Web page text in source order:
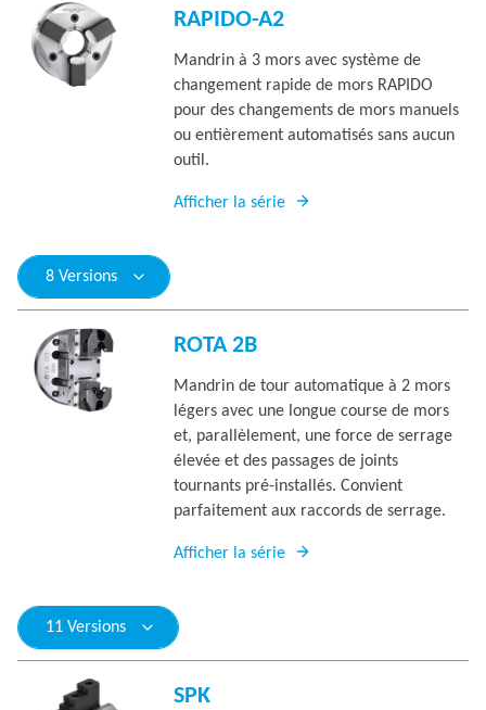
RAPIDO-A2
Mandrin à 3 mors avec système de
changement rapide de mors RAPIDO
pour des changements de mors manuels
ou entièrement automatisés sans aucun
outil.
Afficher la série
8 Versions
ROTA 2B
Mandrin de tour automatique à 2 mors
légers avec une longue course de mors
et, parallèlement, une force de serrage
élevée et des passages de joints
tournants pré-installés. Convient
parfaitement aux raccords de serrage.
Afficher la série
11 Versions
SPK